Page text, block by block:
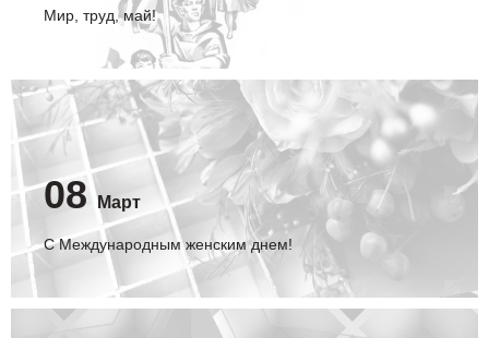
Мир, труд, май!
08 Март
С Международным женским днем!